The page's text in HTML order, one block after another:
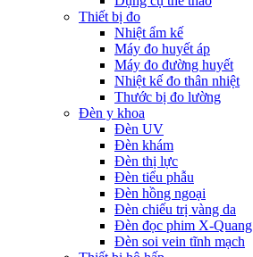
Thiết bị đo
Nhiệt ẩm kế
Máy đo huyết áp
Máy đo đường huyết
Nhiệt kế đo thân nhiệt
Thước bị đo lường
Đèn y khoa
Đèn UV
Đèn khám
Đèn thị lực
Đèn tiểu phẫu
Đèn hồng ngoại
Đèn chiếu trị vàng da
Đèn đọc phim X-Quang
Đèn soi vein tĩnh mạch